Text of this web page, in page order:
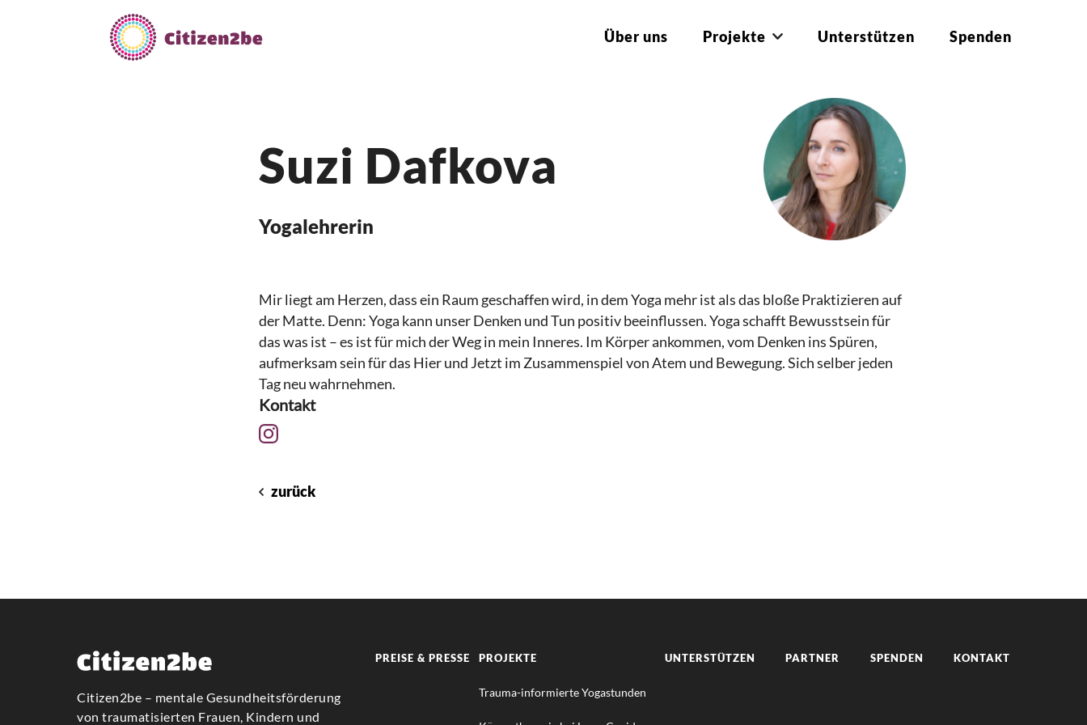
Über uns Projekte Unterstützen Spenden
Suzi Dafkova
Yogalehrerin
Mir liegt am Herzen, dass ein Raum geschaffen wird, in dem Yoga mehr ist als das bloße Praktizieren auf
der Matte. Denn: Yoga kann unser Denken und Tun positiv beeinflussen. Yoga schafft Bewusstsein für
das was ist – es ist für mich der Weg in mein Inneres. Im Körper ankommen, vom Denken ins Spüren,
aufmerksam sein für das Hier und Jetzt im Zusammenspiel von Atem und Bewegung. Sich selber jeden
Tag neu wahrnehmen.
Kontakt
zurück
Citizen2be – mentale Gesundheitsförderung
von traumatisierten Frauen, Kindern und
PREISE & PRESSE PROJEKTE
Trauma-informierte Yogastunden
UNTERSTÜTZEN PARTNER SPENDEN KONTAKT